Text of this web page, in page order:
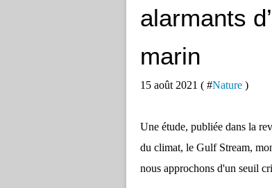
alarmants
marin
15 août 2021 ( #Nature )
Une étude, publiée dans la
du climat, le Gulf Stream,
nous approchons d'un seuil